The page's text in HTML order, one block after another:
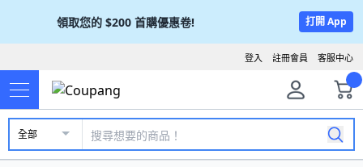
領取您的 $200 首購優惠卷! 打開 App
客服中心
註冊會員
登入
全部